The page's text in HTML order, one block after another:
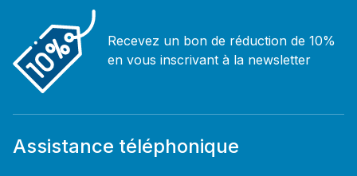
Recevez un bon de réduction de 10%
en vous inscrivant à la newsletter
Assistance téléphonique